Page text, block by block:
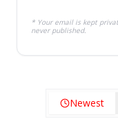
* Your email is kept
never published.
Newest